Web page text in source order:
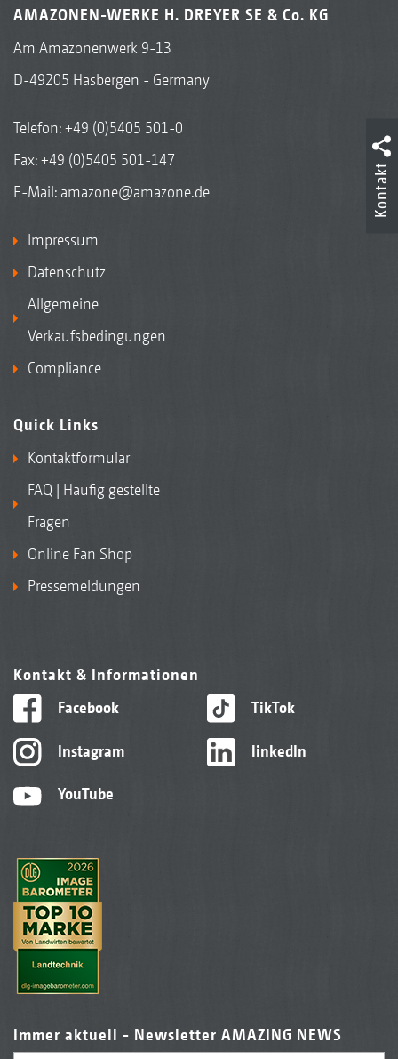
AMAZONEN-WERKE H. DREYER SE & Co. KG
Am Amazonenwerk 9-13
D-49205 Hasbergen - Germany
Telefon:+49 (0)5405 501-0
Fax: +49 (0)5405 501-147
E-Mail: amazone@amazone.de
Impressum
Datenschutz
Allgemeine
Verkaufsbedingungen
Compliance
Quick Links
Kontaktformular
FAQ | Häufig gestellte
Fragen
Online Fan Shop
Pressemeldungen
Kontakt & Informationen
Facebook
Instagram
YouTube
TikTok
linkedIn
Immer aktuell - Newsletter AMAZING NEWS
Kontakt